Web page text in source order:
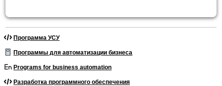
Программа УСУ
Программы для автоматизации бизнеса
Programs for business automation
Разработка программного обеспечения